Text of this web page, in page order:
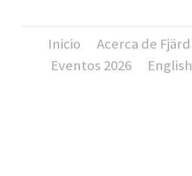
Inicio
Acerca de
Eventos 2026
English